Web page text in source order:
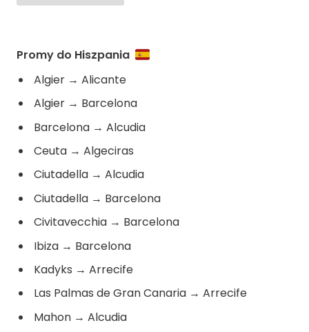
Promy do Hiszpania
Algier → Alicante
Algier → Barcelona
Barcelona → Alcudia
Ceuta → Algeciras
Ciutadella → Alcudia
Ciutadella → Barcelona
Civitavecchia → Barcelona
Ibiza → Barcelona
Kadyks → Arrecife
Las Palmas de Gran Canaria → Arrecife
Mahon → Alcudia